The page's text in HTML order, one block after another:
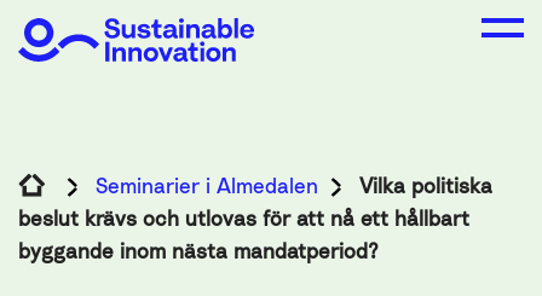
Seminarier i Almedalen
Vilka politiska
beslut krävs och utlovas för att nå ett hållbart
byggande inom nästa mandatperiod?